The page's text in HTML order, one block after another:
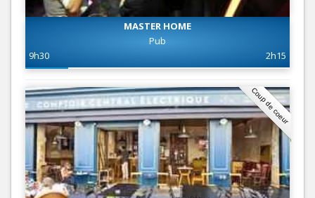
MASTER HOME
Pub
9h30
2h15
Coup de coeur